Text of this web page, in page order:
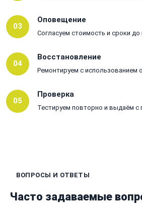
03
Оповещение
Согласуем стоимость и сроки до
04
Восстановление
Ремонтируем с использованием
05
Проверка
Тестируем повторно и выдаём с
ВОПРОСЫ И ОТВЕТЫ
Часто задаваемые